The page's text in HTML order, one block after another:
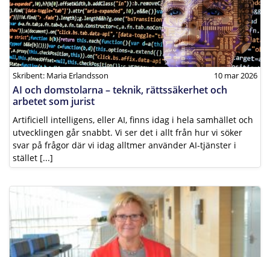
Skribent: Maria Erlandsson 10 mar 2026
AI och domstolarna – teknik, rättssäkerhet och
arbetet som jurist
Artificiell intelligens, eller AI, finns idag i hela samhället och
utvecklingen går snabbt. Vi ser det i allt från hur vi söker
svar på frågor där vi idag alltmer använder AI‑tjänster i
stället [...]